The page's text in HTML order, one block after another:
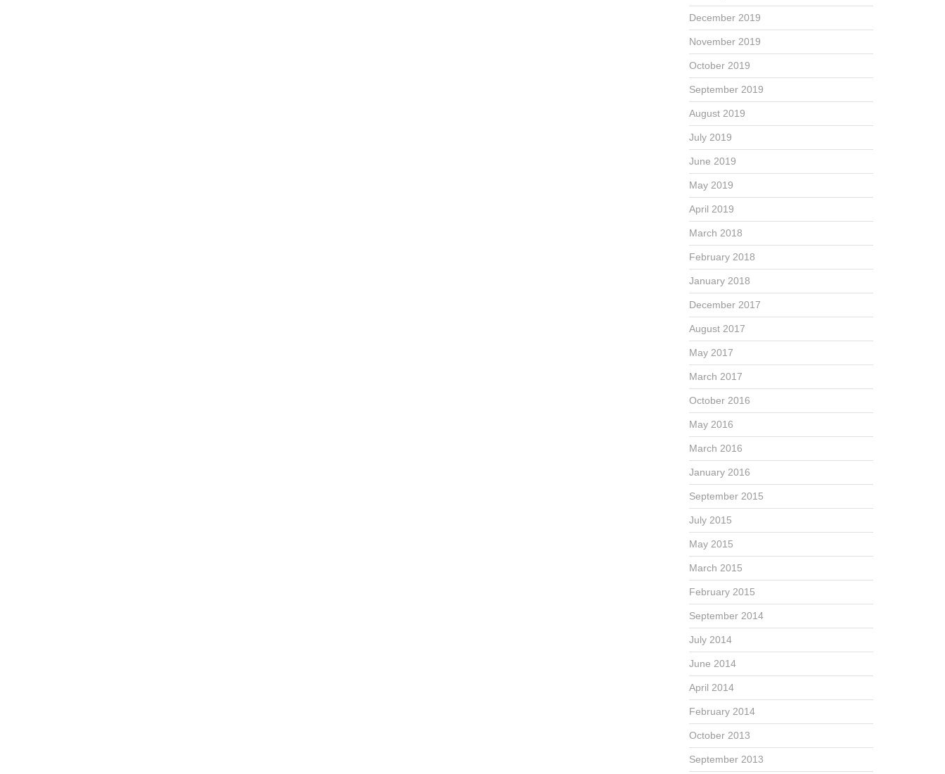
December 2019
November 2019
October 2019
September 2019
August 2019
July 2019
June 2019
May 2019
April 2019
March 2018
February 2018
January 2018
December 2017
August 2017
May 2017
March 2017
October 2016
May 2016
March 2016
January 2016
September 2015
July 2015
May 2015
March 2015
February 2015
September 2014
July 2014
June 2014
April 2014
February 2014
October 2013
September 2013